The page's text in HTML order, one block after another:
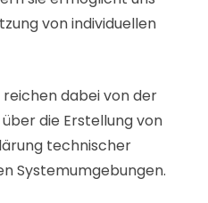
von individuellen
dabei von der
die Erstellung von
technischer
Systemumgebungen.